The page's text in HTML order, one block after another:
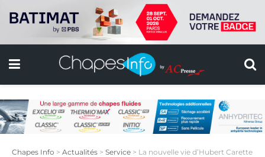
Chapes Info > Actualités > Service > La nouvelle vie d’Hubert Carette